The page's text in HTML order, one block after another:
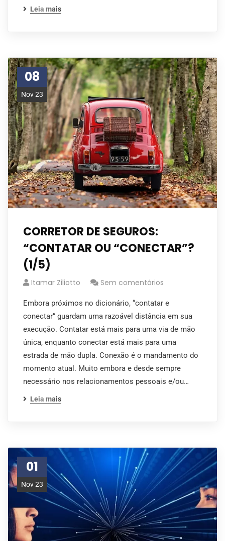
Leia mais
08
Nov 23
CORRETOR DE SEGUROS:
“CONTATAR OU “CONECTAR”?
(1/5)
Itamar Ziliotto Sem comentários
Embora próximos no dicionário, “contatar e
conectar” guardam uma razoável distância em sua
execução. Contatar está mais para uma via de mão
única, enquanto conectar está mais para uma
estrada de mão dupla. Conexão é o mandamento do
momento atual. Muito embora e desde sempre
necessário nos relacionamentos pessoais e/ou…
Leia mais
01
Nov 23